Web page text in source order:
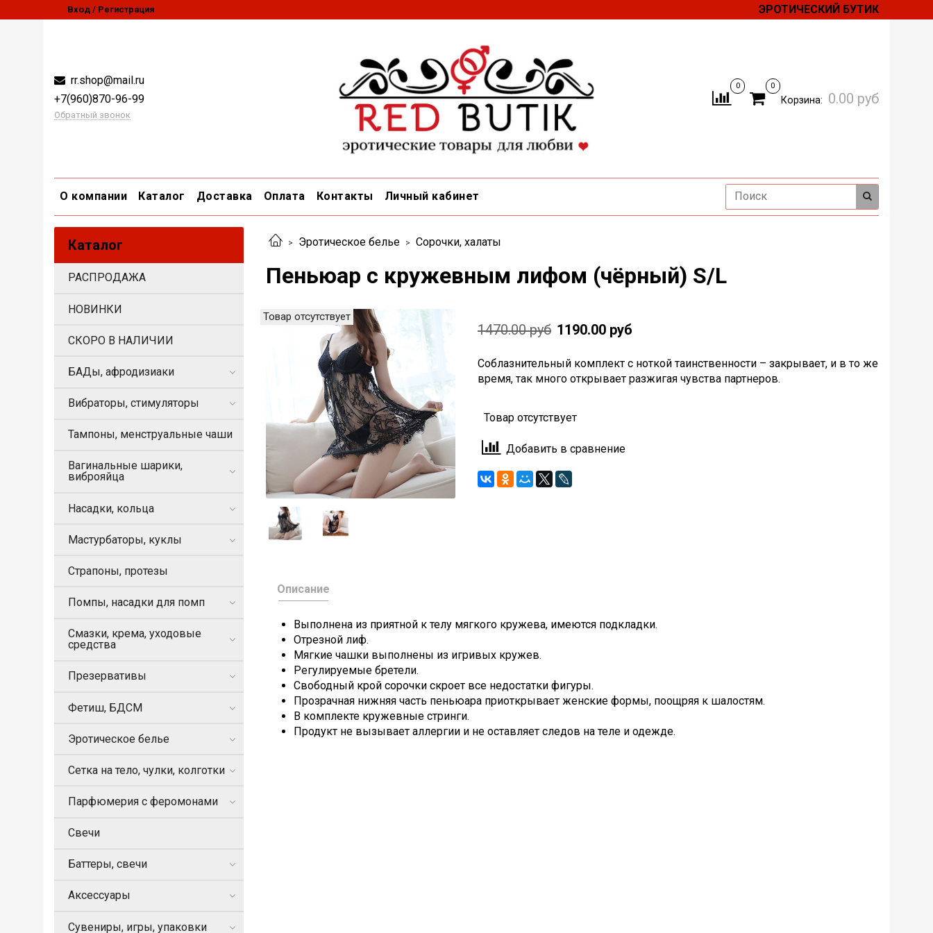
Вход / Регистрация ЭРОТИЧЕСКИЙ БУТИК
rr.shop@mail.ru
+7(960)870-96-99
Обратный звонок
0 0
Корзина: 0.00 руб
О компании Каталог Доставка Оплата Контакты Личный кабинет
Эротическое белье Сорочки, халаты
Пеньюар с кружевным лифом (чёрный) S/L
Товар отсутствует
1470.00 руб 1190.00 руб
Соблазнительный комплект с ноткой таинственности – закрывает, и в то же
время, так много открывает разжигая чувства партнеров.
Товар отсутствует
Добавить в сравнение
Описание
Выполнена из приятной к телу мягкого кружева, имеются подкладки.
Отрезной лиф.
Мягкие чашки выполнены из игривых кружев.
Регулируемые бретели.
Свободный крой сорочки скроет все недостатки фигуры.
Прозрачная нижняя часть пеньюара приоткрывает женские формы, поощряя к шалостям.
В комплекте кружевные стринги.
Продукт не вызывает аллергии и не оставляет следов на теле и одежде.
Каталог
РАСПРОДАЖА
НОВИНКИ
СКОРО В НАЛИЧИИ
БАДы, афродизиаки
Вибраторы, стимуляторы
Тампоны, менструальные чаши
Вагинальные шарики,
виброяйца
Насадки, кольца
Мастурбаторы, куклы
Страпоны, протезы
Помпы, насадки для помп
Смазки, крема, уходовые
средства
Презервативы
Фетиш, БДСМ
Эротическое белье
Сетка на тело, чулки, колготки
Парфюмерия с феромонами
Свечи
Баттеры, свечи
Аксессуары
Сувениры, игры, упаковки